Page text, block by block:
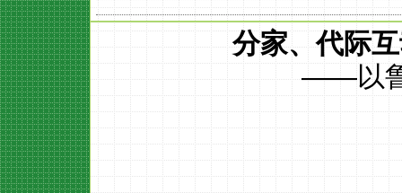
分家、代际
——以